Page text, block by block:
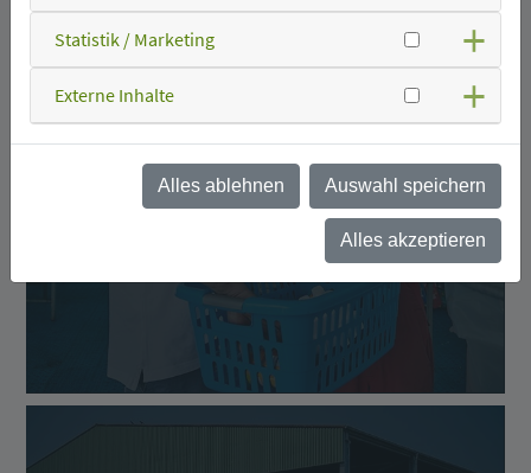
Was kann ich wo
entsorgen?
Statistik / Marketing
Externe Inhalte
Alles ablehnen Auswahl speichern
Alles akzeptieren